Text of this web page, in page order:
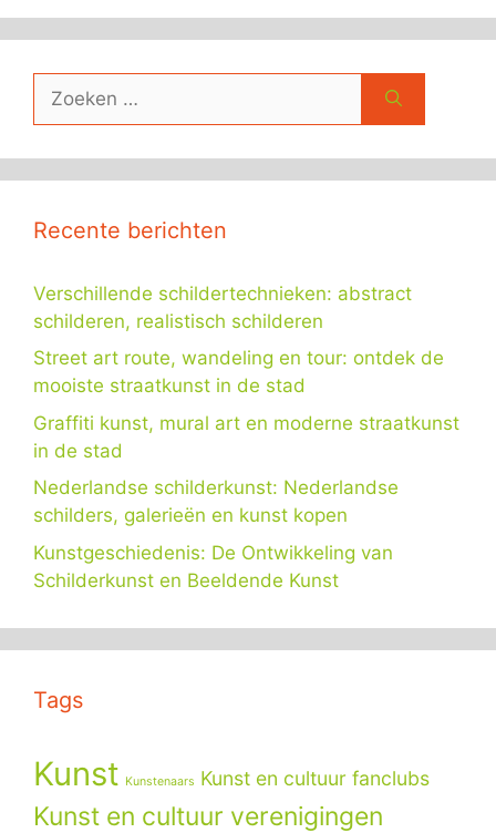
naar:
Recente berichten
Verschillende schildertechnieken: abstract
schilderen, realistisch schilderen
Street art route, wandeling en tour: ontdek de
mooiste straatkunst in de stad
Graffiti kunst, mural art en moderne straatkunst
in de stad
Nederlandse schilderkunst: Nederlandse
schilders, galerieën en kunst kopen
Kunstgeschiedenis: De Ontwikkeling van
Schilderkunst en Beeldende Kunst
Tags
Kunst Kunstenaars Kunst en cultuur fanclubs
Kunst en cultuur verenigingen